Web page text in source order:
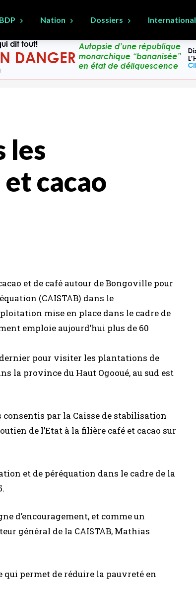
Nation Dossiers International
les
cacao
et de café autour de Bongoville pour
(CAISTAB) dans le
mise en place dans le cadre de
emploie aujourd’hui plus de 60
dernier pour visiter les plantations de
la province du Haut Ogooué, au sud est
par la Caisse de stabilisation
de l’Etat à la filière café et cacao sur
et de péréquation dans le cadre de la
d’encouragement, et comme un
général de la CAISTAB, Mathias
qui permet de réduire la pauvreté en